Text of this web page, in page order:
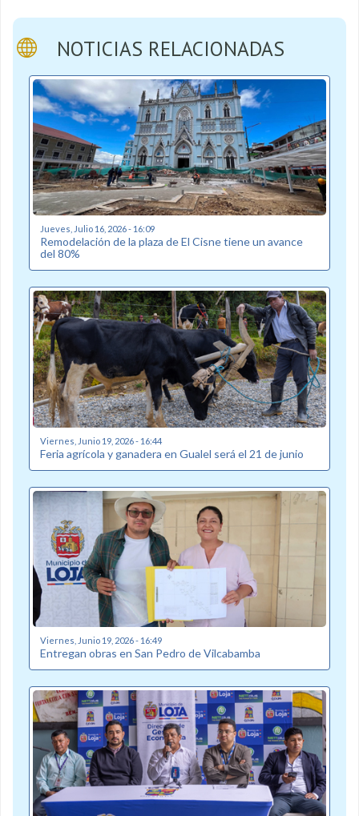
NOTICIAS RELACIONADAS
Jueves, Julio 16, 2026 - 16:09
Remodelación de la plaza de El Cisne tiene un avance
del 80%
Viernes, Junio 19, 2026 - 16:44
Feria agrícola y ganadera en Gualel será el 21 de junio
Viernes, Junio 19, 2026 - 16:49
Entregan obras en San Pedro de Vilcabamba